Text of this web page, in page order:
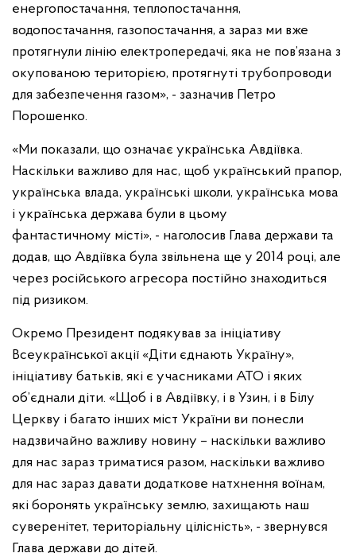
енергопостачання, теплопостачання,
водопостачання, газопостачання, а зараз ми вже
протягнули лінію електропередачі, яка не пов’язана з
окупованою територією, протягнуті трубопроводи
для забезпечення газом», - зазначив Петро
Порошенко.
«Ми показали, що означає українська Авдіївка.
Наскільки важливо для нас, щоб український прапор,
українська влада, українські школи, українська мова
і українська держава були в цьому
фантастичному місті», - наголосив Глава держави та
додав, що Авдіївка була звільнена ще у 2014 році, але
через російського агресора постійно знаходиться
під ризиком.
Окремо Президент подякував за ініціативу
Всеукраїнської акції «Діти єднають Україну»,
ініціативу батьків, які є учасниками АТО і яких
об’єднали діти. «Щоб і в Авдіївку, і в Узин, і в Білу
Церкву і багато інших міст України ви понесли
надзвичайно важливу новину – наскільки важливо
для нас зараз триматися разом, наскільки важливо
для нас зараз давати додаткове натхнення воїнам,
які боронять українську землю, захищають наш
суверенітет, територіальну цілісність», - звернувся
Глава держави до дітей.